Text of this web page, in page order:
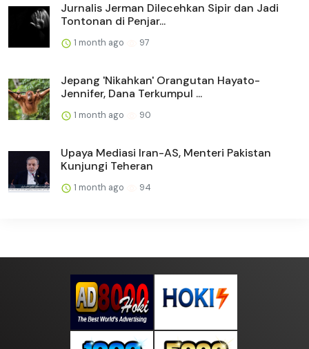
Jurnalis Jerman Dilecehkan Sipir dan Jadi
Tontonan di Penjar...
1 month ago 97
Jepang 'Nikahkan' Orangutan Hayato-
Jennifer, Dana Terkumpul ...
1 month ago 90
Upaya Mediasi Iran-AS, Menteri Pakistan
Kunjungi Teheran
1 month ago 94